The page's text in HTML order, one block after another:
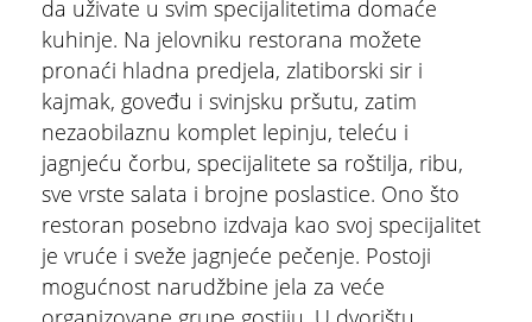
da uživate u svim specijalitetima domaće
kuhinje. Na jelovniku restorana možete
pronaći hladna predjela, zlatiborski sir i
kajmak, goveđu i svinjsku pršutu, zatim
nezaobilaznu komplet lepinju, teleću i
jagnjeću čorbu, specijalitete sa roštilja, ribu,
sve vrste salata i brojne poslastice. Ono što
restoran posebno izdvaja kao svoj specijalitet
je vruće i sveže jagnjeće pečenje. Postoji
mogućnost narudžbine jela za veće